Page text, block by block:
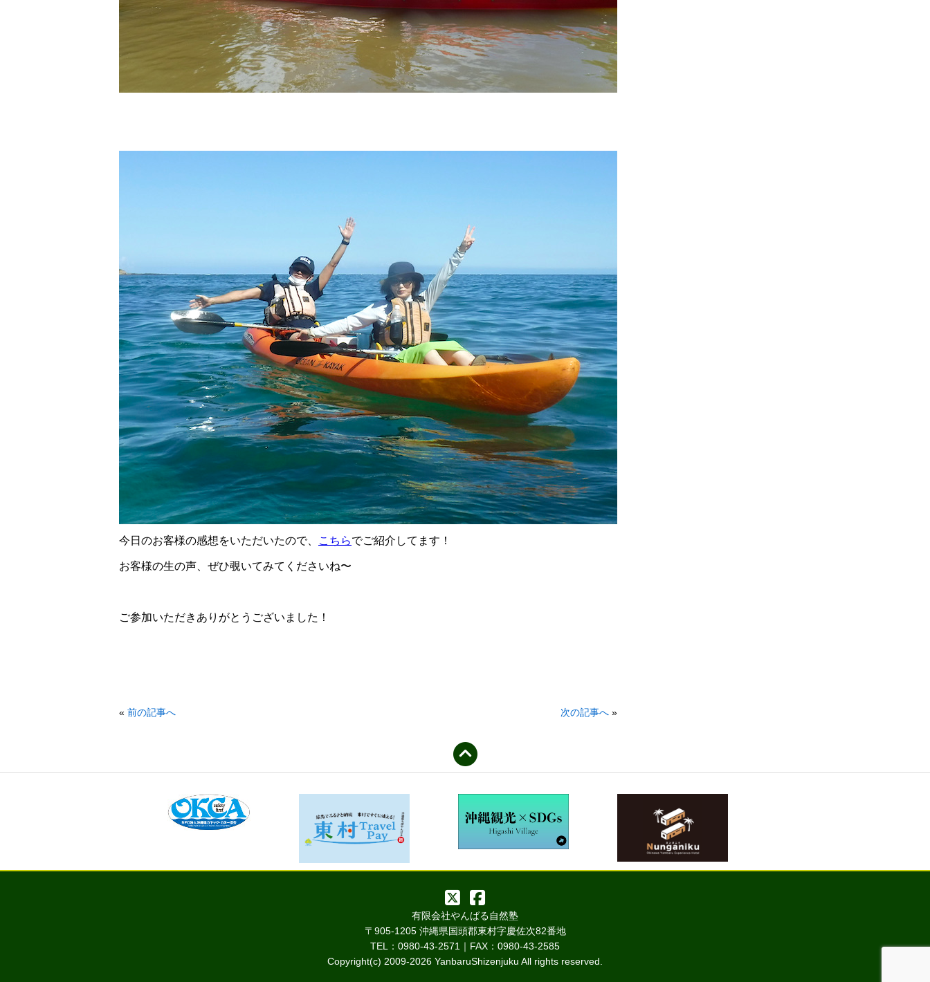
今日のお客様の感想をいただいたので、 こちらでご紹介してます！
お客様の生の声、ぜひ覗いてみてくださいね〜
ご参加いただきありがとうございました！
« 前の記事へ 次の記事へ »
有限会社やんばる自然塾
〒905-1205 沖縄県国頭郡東村字慶佐次82番地
TEL：0980-43-2571｜FAX：0980-43-2585
Copyright(c) 2009-2026 YanbaruShizenjuku All rights reserved.